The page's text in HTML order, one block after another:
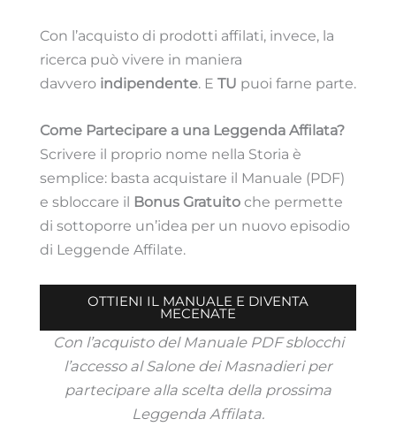
Con l’acquisto di prodotti affilati, invece, la
ricerca può vivere in maniera
davvero indipendente. E TU puoi farne parte.
Come Partecipare a una Leggenda Affilata?
Scrivere il proprio nome nella Storia è
semplice: basta acquistare il Manuale (PDF)
e sbloccare il Bonus Gratuitoche permette
di sottoporre un’idea per un nuovo episodio
di Leggende Affilate.
OTTIENI IL MANUALE E DIVENTA
MECENATE
Con l’acquisto del Manuale PDF sblocchi
l’accesso al Salone dei Masnadieri per
partecipare alla scelta della prossima
Leggenda Affilata.